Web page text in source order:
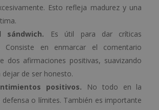
Esto refleja madurez y una
sándwich. Es útil para dar críticas
Consiste en enmarcar el comentario
dos afirmaciones positivas, suavizando
de ser honesto.
positivos. No todo en la
defensa o límites. También es importante